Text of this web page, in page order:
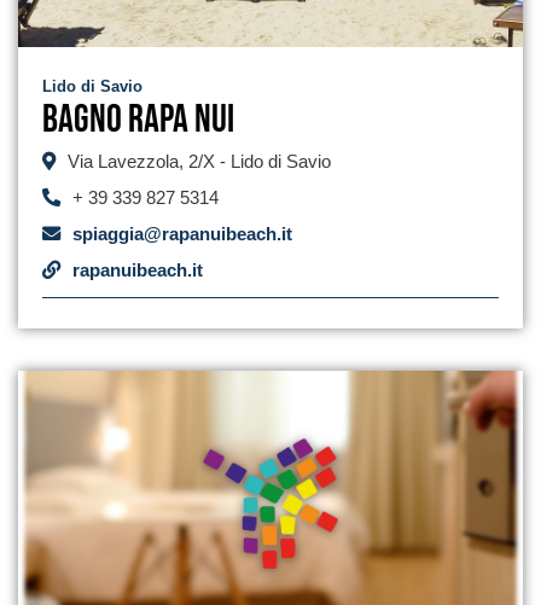
Lido di Savio
Bagno Rapa Nui
Via Lavezzola, 2/X - Lido di Savio
+ 39 339 827 5314
spiaggia@rapanuibeach.it
rapanuibeach.it